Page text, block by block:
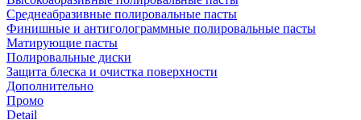
Среднеабразивные полировальные пасты
Финишные и антиголограммные полировальные пасты
Матирующие пасты
Полировальные диски
Защита блеска и очистка поверхности
Дополнительно
Промо
Detail